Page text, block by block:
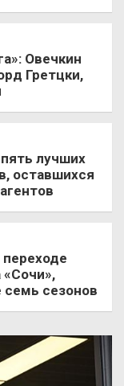
Овечкин
Гретцки,
лучших
оставшихся
семь сезонов